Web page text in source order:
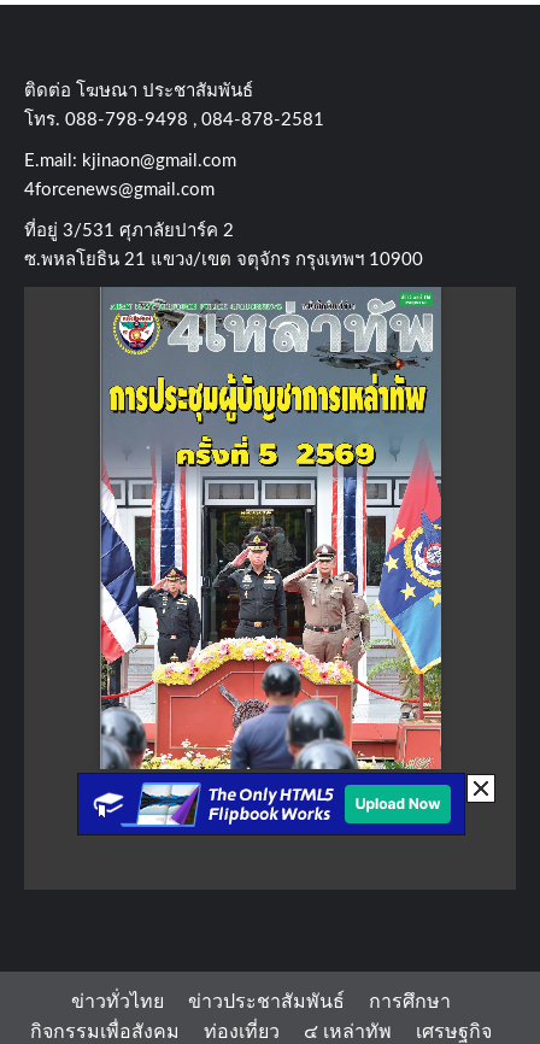
ติดต่อ​ โฆษณา​ ประชาสัมพันธ์
โทร​. 088-798-9498 , 084-878-2581
E.mail: kjinaon@gmail.com
4forcenews@gmail.com
ที่อยู่​ 3/531​ ศุภาลัยปาร์ค​ 2
ซ.พหลโยธิน​ 21​ แขวง/เขต​ จตุจักร​ กรุงเทพฯ 10900
ข่าวทั่วไทย ข่าวประชาสัมพันธ์
การศึกษา
กิจกรรมเพื่อสังคม
ท่องเที่ยว ๔ เหล่าทัพ เศรษฐกิจ